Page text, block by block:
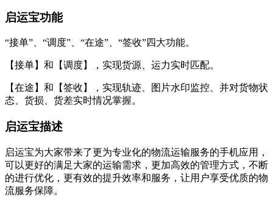
启运宝功能
“接单”、“调度”、“在途”、“签收”四大功能。
【接单】和【调度】，实现货源、运力实时匹配。
【在途】和【签收】，实现轨迹、图片水印监控、并对货物状
态、货损、货差实时情况掌握。
启运宝描述
启运宝为大家带来了更为专业化的物流运输服务的手机应用，
可以更好的满足大家的运输需求，更加高效的管理方式，不断
的进行优化，更有效的提升效率和服务，让用户享受优质的物
流服务保障。